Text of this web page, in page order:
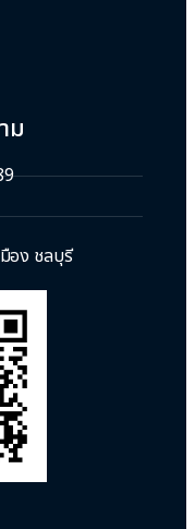
ม
อง ชลบุรี